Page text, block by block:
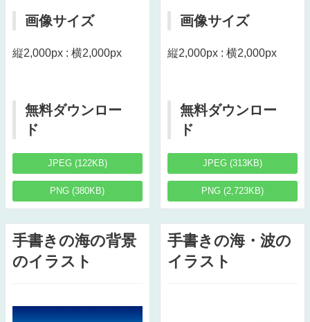
画像サイズ
縦2,000px : 横2,000px
無料ダウンロー
ド
JPEG (122KB)
PNG (380KB)
画像サイズ
縦2,000px : 横2,000px
無料ダウンロー
ド
JPEG (313KB)
PNG (2,723KB)
手書きの海の背景
のイラスト
手書きの海・波の
イラスト